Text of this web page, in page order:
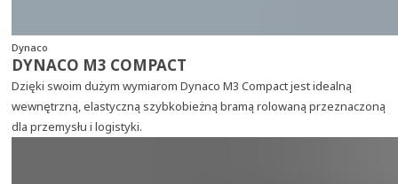
Dynaco
DYNACO M3 COMPACT
Dzięki swoim dużym wymiarom Dynaco M3 Compact jest idealną
wewnętrzną, elastyczną szybkobieżną bramą rolowaną przeznaczoną
dla przemysłu i logistyki.